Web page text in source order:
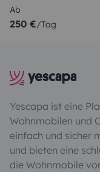
Ab
250 €/Tag
Yescapa ist eine
Wohnmobilen und
einfach und sicher
und bieten eine
die Wohnmobile